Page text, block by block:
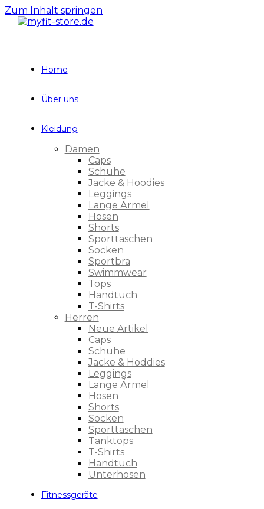
Zum Inhalt springen
Home
Über uns
Kleidung
Damen
Caps
Schuhe
Jacke & Hoodies
Leggings
Lange Ärmel
Hosen
Shorts
Sporttaschen
Socken
Sportbra
Swimmwear
Tops
Handtuch
T-Shirts
Herren
Neue Artikel
Caps
Schuhe
Jacke & Hoddies
Leggings
Lange Ärmel
Hosen
Shorts
Socken
Sporttaschen
Tanktops
T-Shirts
Handtuch
Unterhosen
Fitnessgeräte